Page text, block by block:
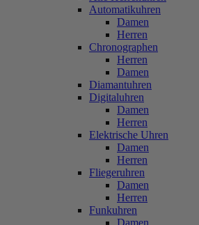
Automatikuhren
Damen
Herren
Chronographen
Herren
Damen
Diamantuhren
Digitaluhren
Damen
Herren
Elektrische Uhren
Damen
Herren
Fliegeruhren
Damen
Herren
Funkuhren
Damen